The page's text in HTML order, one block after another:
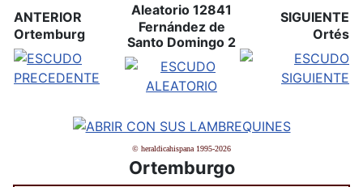
ANTERIOR
Ortemburg
Aleatorio 12841
Fernández de
Santo Domingo 2
SIGUIENTE
Ortés
© heraldicahispana 1995-2026
Ortemburgo